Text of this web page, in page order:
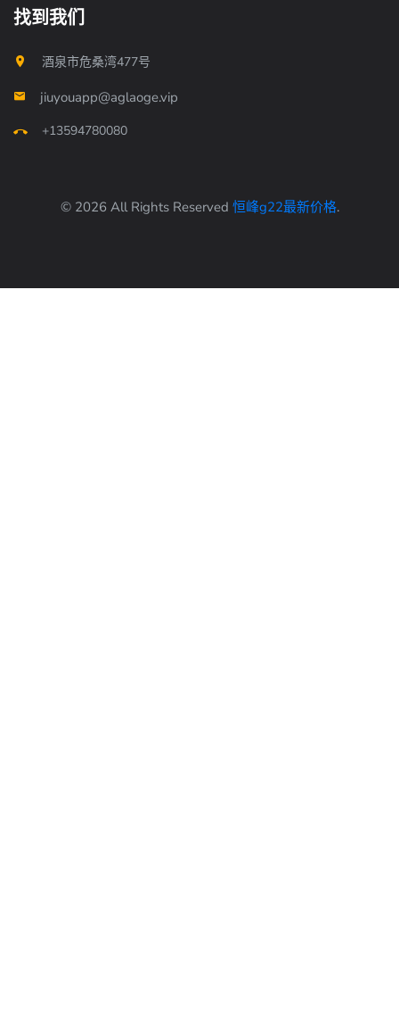
找到我们
酒泉市危桑湾477号
jiuyouapp@aglaoge.vip
+13594780080
© 2026 All Rights Reserved 恒峰g22最新价格.